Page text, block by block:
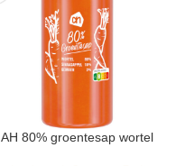
AH 80% groentesap wortel